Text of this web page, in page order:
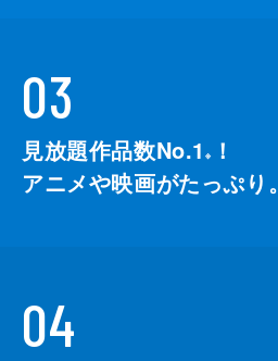
03
見放題作品数No.1 ※
！
アニメや映画がたっぷり。
04